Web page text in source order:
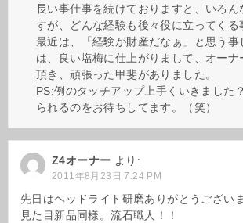
長い事仕事を続けておりますと、いろん
すが、どんな経験も後々役に立ってくる
最近は、「経験が財産だなぁ」と思う事
は、良い塩梅に仕上がりまして、オー
頂き、頑張った甲斐がありました。
PS:例のタッチアップ上手くいきました
られるのをお待ちしてます。（笑）
Z4オーナー より:
2011年8月23日 7:24 PM
先日はヘッドライト研磨ありがとうござい
見た目新品同様。流石職人！！